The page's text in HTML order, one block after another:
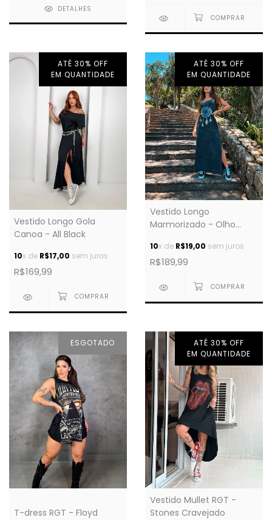
DETALHES
ATÉ 30% OFF
EM QUANTIDADE
Vestido Longo Gola
Canoa - All Black
10x de R$17,00 sem juros
R$169,99
ATÉ 30% OFF
EM QUANTIDADE
Vestido Longo
Marmorizado - Olho
10x de R$19,00 sem juros
R$189,99
ESGOTADO
T-dress RGT - Floyd
ATÉ 30% OFF
EM QUANTIDADE
Vestido Mullet RGT -
Stones Cravejado